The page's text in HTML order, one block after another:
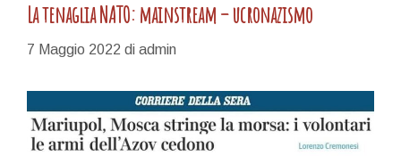
La tenaglia NATO: mainstream – ucronazismo
7 Maggio 2022 di admin